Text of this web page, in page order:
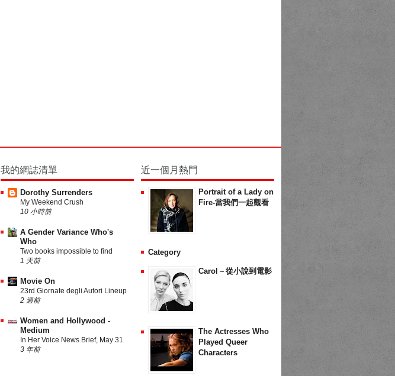
我的網誌清單
Dorothy Surrenders
My Weekend Crush
10 小時前
A Gender Variance Who's
Who
Two books impossible to find
1 天前
Movie On
23rd Giornate degli Autori Lineup
2 週前
Women and Hollywood -
Medium
In Her Voice News Brief, May 31
3 年前
近一個月熱門
Portrait of a Lady on
Fire-當我們一起觀看
Category
Carol－從小說到電影
The Actresses Who
Played Queer
Characters